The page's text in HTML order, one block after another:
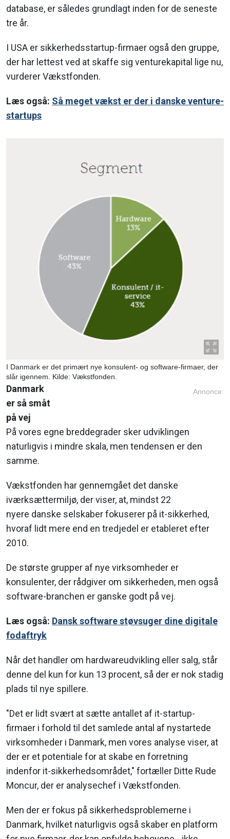
database, er således grundlagt inden for de seneste
tre år.
I USA er sikkerhedsstartup-firmaer også den gruppe,
der har lettest ved at skaffe sig venturekapital lige nu,
vurderer Vækstfonden.
Læs også: Så meget vækst er der i danske venture-
startups
I Danmark er det primært nye konsulent- og software-firmaer, der
slår igennem. Kilde: Vækstfonden.
Annonce:
Danmark
er så småt
på vej
På vores egne breddegrader sker udviklingen
naturligvis i mindre skala, men tendensen er den
samme.
Vækstfonden har gennemgået det danske
iværksættermiljø, der viser, at, mindst 22
nyere danske selskaber fokuserer på it-sikkerhed,
hvoraf lidt mere end en tredjedel er etableret efter
2010.
De største grupper af nye virksomheder er
konsulenter, der rådgiver om sikkerheden, men også
software-branchen er ganske godt på vej.
Læs også: Dansk software støvsuger dine digitale
fodaftryk
Når det handler om hardwareudvikling eller salg, står
denne del kun for kun 13 procent, så der er nok stadig
plads til nye spillere.
"Det er lidt svært at sætte antallet af it-startup-
firmaer i forhold til det samlede antal af nystartede
virksomheder i Danmark, men vores analyse viser, at
der er et potentiale for at skabe en forretning
indenfor it-sikkerhedsområdet," fortæller Ditte Rude
Moncur, der er analysechef i Vækstfonden.
Men der er fokus på sikkerhedsproblemerne i
Danmark, hvilket naturligvis også skaber en platform